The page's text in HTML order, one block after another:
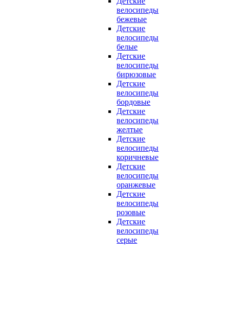
велосипеды
бежевые
Детские
велосипеды
белые
Детские
велосипеды
бирюзовые
Детские
велосипеды
бордовые
Детские
велосипеды
желтые
Детские
велосипеды
коричневые
Детские
велосипеды
оранжевые
Детские
велосипеды
розовые
Детские
велосипеды
серые